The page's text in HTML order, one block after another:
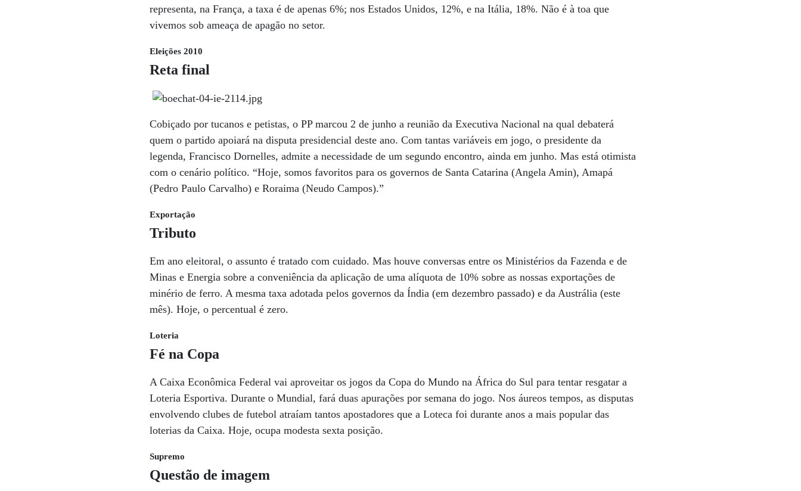
representa, na França, a taxa é de apenas 6%; nos Estados Unidos, 12%, e na Itália, 18%. Não é à toa que
vivemos sob ameaça de apagão no setor.
Eleições 2010
Reta final
Cobiçado por tucanos e petistas, o PP marcou 2 de junho a reunião da Executiva Nacional na qual debaterá
quem o partido apoiará na disputa presidencial deste ano. Com tantas variáveis em jogo, o presidente da
legenda, Francisco Dornelles, admite a necessidade de um segundo encontro, ainda em junho. Mas está otimista
com o cenário político. “Hoje, somos favoritos para os governos de Santa Catarina (Angela Amin), Amapá
(Pedro Paulo Carvalho) e Roraima (Neudo Campos).”
Exportação
Tributo
Em ano eleitoral, o assunto é tratado com cuidado. Mas houve conversas entre os Ministérios da Fazenda e de
Minas e Energia sobre a conveniência da aplicação de uma alíquota de 10% sobre as nossas exportações de
minério de ferro. A mesma taxa adotada pelos governos da Índia (em dezembro passado) e da Austrália (este
mês). Hoje, o percentual é zero.
Loteria
Fé na Copa
A Caixa Econômica Federal vai aproveitar os jogos da Copa do Mundo na África do Sul para tentar resgatar a
Loteria Esportiva. Durante o Mundial, fará duas apurações por semana do jogo. Nos áureos tempos, as disputas
envolvendo clubes de futebol atraíam tantos apostadores que a Loteca foi durante anos a mais popular das
loterias da Caixa. Hoje, ocupa modesta sexta posição.
Supremo
Questão de imagem